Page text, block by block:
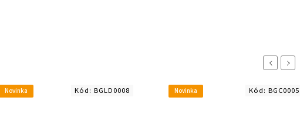
Previous
Novinka Novinka
Kód:BGC0005 Kód: BGC0002
Next